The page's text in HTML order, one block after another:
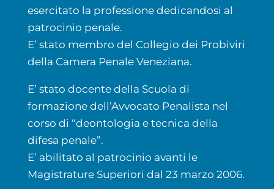
esercitato la professione dedicandosi al
patrocinio penale.
E’ stato membro del Collegio dei Probiviri
della Camera Penale Veneziana.
E’ stato docente della Scuola di
formazione dell’Avvocato Penalista nel
corso di “deontologia e tecnica della
difesa penale”.
E’ abilitato al patrocinio avanti le
Magistrature Superiori dal 23 marzo 2006.